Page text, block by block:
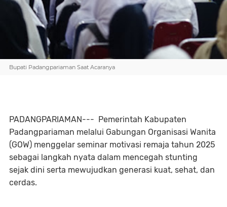
Bupati Padangpariaman Saat Acaranya
PADANGPARIAMAN--- Pemerintah Kabupaten
Padangpariaman melalui Gabungan Organisasi Wanita
(GOW) menggelar seminar motivasi remaja tahun 2025
sebagai langkah nyata dalam mencegah stunting
sejak dini serta mewujudkan generasi kuat, sehat, dan
cerdas.